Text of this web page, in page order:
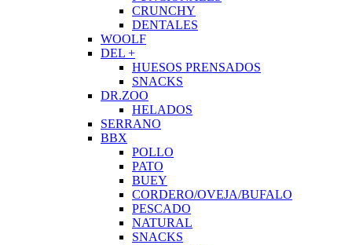
CRUNCHY
DENTALES
WOOLF
DEL +
HUESOS PRENSADOS
SNACKS
DR.ZOO
HELADOS
SERRANO
BBX
POLLO
PATO
BUEY
CORDERO/OVEJA/BUFALO
PESCADO
NATURAL
SNACKS